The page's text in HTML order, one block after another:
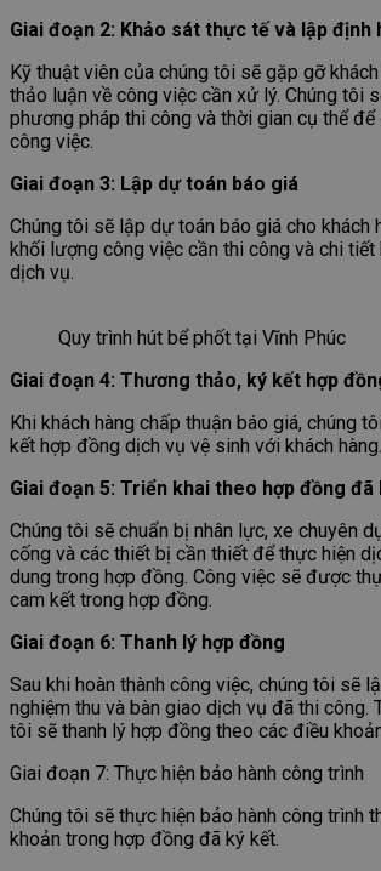
Giai đoạn 2: Khảo sát thực tế và lập định
Kỹ thuật viên của chúng tôi sẽ gặp gỡ
thảo luận về công việc cần xử lý. Chúng tôi
phương pháp thi công và thời gian cụ thể
công việc.
Giai đoạn 3: Lập dự toán báo giá
Chúng tôi sẽ lập dự toán báo giá cho khách
khối lượng công việc cần thi công và chi
dịch vụ.
Quy trình hút bể phốt tại Vĩnh Phúc
Giai đoạn 4: Thương thảo, ký kết hợp
Khi khách hàng chấp thuận báo giá, chúng
kết hợp đồng dịch vụ vệ sinh với khách hàng.
Giai đoạn 5: Triển khai theo hợp đồng đã
Chúng tôi sẽ chuẩn bị nhân lực, xe chuyên
cống và các thiết bị cần thiết để thực hiện
dung trong hợp đồng. Công việc sẽ được
cam kết trong hợp đồng.
Giai đoạn 6: Thanh lý hợp đồng
Sau khi hoàn thành công việc, chúng tôi sẽ
nghiệm thu và bàn giao dịch vụ đã thi công.
tôi sẽ thanh lý hợp đồng theo các điều
Giai đoạn 7: Thực hiện bảo hành công trình
Chúng tôi sẽ thực hiện bảo hành công trình
khoản trong hợp đồng đã ký kết.